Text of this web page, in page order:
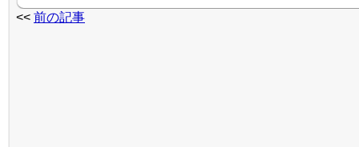
<< 前の記事